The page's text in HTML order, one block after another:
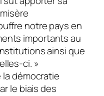
notre pays en
importants au
ainsi que
ci. »
démocratie
le biais des